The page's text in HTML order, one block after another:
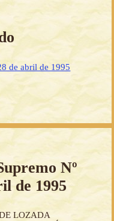
de abril de 1995
Nº
de 1995
LOZADA